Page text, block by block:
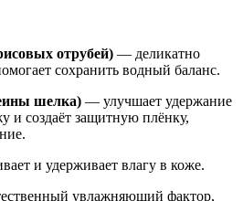
отрубей) — деликатно
сохранить водный баланс.
шелка) — улучшает удержание
и создаёт защитную плёнку,
и удерживает влагу в коже.
увлажняющий фактор,